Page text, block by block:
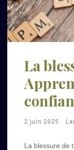
La
2 juin 2025
La blessure de